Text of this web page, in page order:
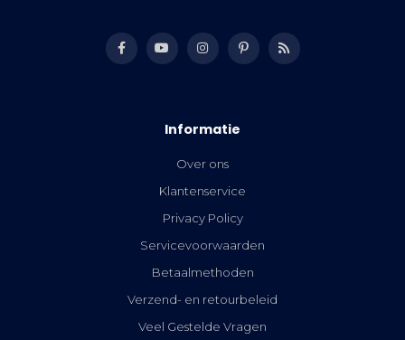
Informatie
Over ons
Klantenservice
Privacy Policy
Servicevoorwaarden
Betaalmethoden
Verzend- en retourbeleid
Veel Gestelde Vragen